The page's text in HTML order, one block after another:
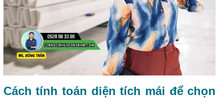
Cách tính toán diện tích mái để chọn